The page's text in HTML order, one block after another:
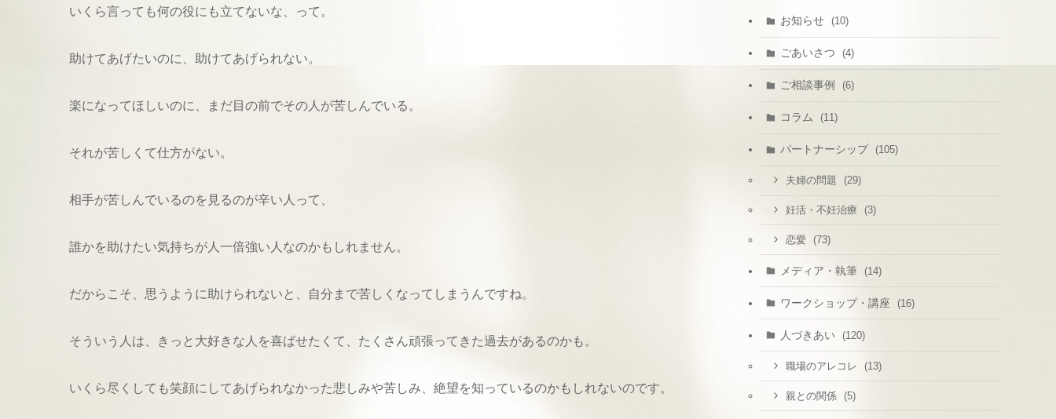
いくら言っても何の役にも立てないな、って。
助けてあげたいのに、助けてあげられない。
楽になってほしいのに、まだ目の前でその人が苦しんでいる。
それが苦しくて仕方がない。
相手が苦しんでいるのを見るのが辛い人って、
誰かを助けたい気持ちが人一倍強い人なのかもしれません。
だからこそ、思うように助けられないと、自分まで苦しくなってしまうんですね。
そういう人は、きっと大好きな人を喜ばせたくて、たくさん頑張ってきた過去があるのかも。
いくら尽くしても笑顔にしてあげられなかった悲しみや苦しみ、絶望を知っているのかもしれないのです。
お知らせ (10)
ごあいさつ (4)
ご相談事例 (6)
コラム (11)
パートナーシップ (105)
夫婦の問題 (29)
妊活・不妊治療 (3)
恋愛 (73)
メディア・執筆 (14)
ワークショップ・講座 (16)
人づきあい (120)
職場のアレコレ (13)
親との関係 (5)